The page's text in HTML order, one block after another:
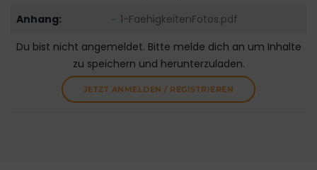
Anhang:
1-FaehigkeitenFotos.pdf
Du bist nicht angemeldet. Bitte melde dich an um Inhalte
zu speichern und herunterzuladen.
JETZT ANMELDEN / REGISTRIEREN